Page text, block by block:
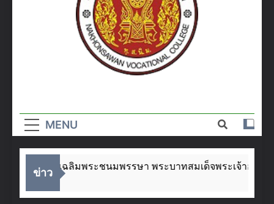
อาชีวศึกษา
นครสวรรค์
MENU
ข่าว
นโอกาสวันเฉลิมพระชนมพรรษา พระบาทสมเด็จพระเจ้าอยู่หัว